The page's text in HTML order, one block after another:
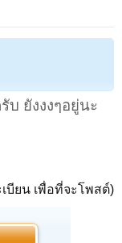
บ ยังงงๆอยู่นะ
บียน เพื่อที่จะโพสต์)